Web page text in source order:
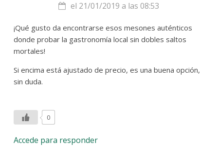
el 21/01/2019 a las 08:53
¡Qué gusto da encontrarse esos mesones auténticos
donde probar la gastronomía local sin dobles saltos
mortales!
Si encima está ajustado de precio, es una buena opción,
sin duda.
0
Accede para responder